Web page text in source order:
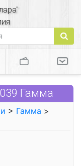
Гамма
> Гамма >